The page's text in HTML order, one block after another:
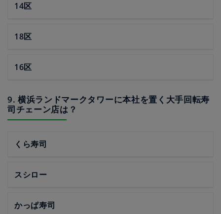
14区
18区
16区
9. 横浜ランドマークタワーに本社を置く大手回転寿
司チェーン店は？
くら寿司
スシロー
かっぱ寿司